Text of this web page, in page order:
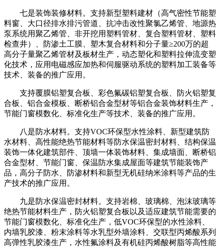
七是装饰装修材料。支持新型塑料建材（高气密性节能塑
料窗、大口径排水排污管道、抗冲击改性聚氯乙烯管、地源热
泵系统用聚乙烯管、非开挖用塑料管材、复合塑料管材、塑料
检查井）、防渗土工膜、塑木复合材料和分子量≥200万的超
高分子量聚乙烯管材及板材生产，动态塑化和塑料拉伸流变塑
化技术，应用电磁感应加热和伺服驱动系统的塑料加工装备等
技术、装备的推广应用。
支持覆膜铝塑复合板、彩色氟碳铝塑复合板、防火铝塑复
合板、铝合金模板、断桥铝合金型材等铝合金装饰材料生产，
节能门窗模数化、标准化生产等技术、装备的推广应用。
八是防水材料。支持VOC环保型水性涂料、新型建筑防
水材料、高性能绝热节能材料等防水保温密封材料、结构保温
装饰一体化建筑部件、顶墙一体装饰材料、集成墙面、断桥铝
合金型材、节能门窗、保温防水集成屋面等建筑节能装饰产
品，高分子防水、防渗材料和新型无机硅纳米涂料等产品的生
产技术的推广应用。
九是防水保温密封材料。支持岩棉、玻璃棉、泡沫玻璃等
绝热节能材料生产，防火铝塑复合板以及适应建筑节能需要的
节能门窗模数化、标准化生产，低VOC环保型的水性涂料、
内墙乳胶漆、粉末涂料等水乳型外墙涂料、交联型丙烯酸系列
高弹性乳胶漆生产，水性氟涂料及有机硅丙烯酸树脂等高性能